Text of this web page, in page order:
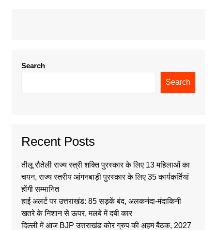
Search
Search
Recent Posts
तीलू रौतेली राज्य स्त्री शक्ति पुरस्कार के लिए 13 महिलाओं का
चयन, राज्य स्तरीय आंगनबाड़ी पुरस्कार के लिए 35 कार्यकर्तियां
होंगी सम्मानित
हाई अलर्ट पर उत्तराखंड: 85 सड़कें बंद, अलकनंदा-मंदाकिनी
खतरे के निशान से ऊपर, मलबे में दबी कार
दिल्ली में आज BJP उत्तराखंड कोर ग्रुप की अहम बैठक, 2027